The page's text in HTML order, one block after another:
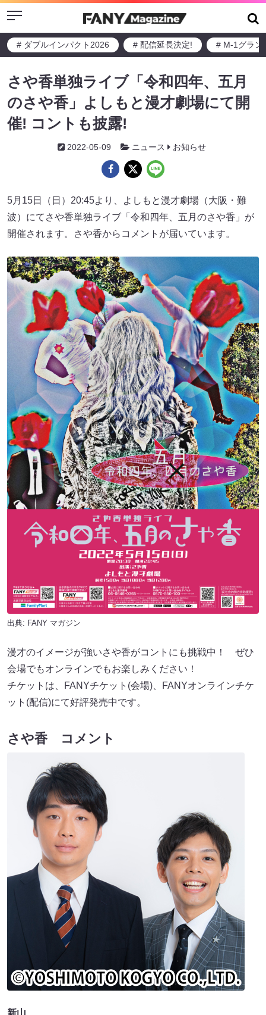
Menu
# ダブルインパクト2026 # 配信延長決定! # M-1グラン
さや香単独ライブ「令和四年、五月
のさや香」よしもと漫才劇場にて開
催! コントも披露!
2022-05-09 ニュース お知らせ
5月15日（日）20:45より、よしもと漫才劇場（大阪・難
波）にてさや香単独ライブ「令和四年、五月のさや香」が
開催されます。さや香からコメントが届いています。
出典: FANY マガジン
漫才のイメージが強いさや香がコントにも挑戦中！ ぜひ
会場でもオンラインでもお楽しみください！
チケットは、FANYチケット(会場)、FANYオンラインチケ
ット(配信)にて好評発売中です。
さや香 コメント
新山